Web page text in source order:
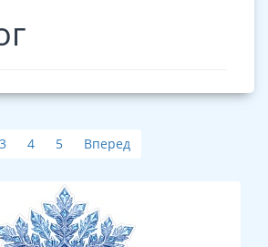
3 4 5 Вперед